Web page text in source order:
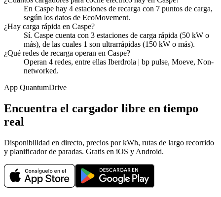
En Caspe hay 4 estaciones de recarga con 7 puntos de carga,
según los datos de EcoMovement.
¿Hay carga rápida en Caspe?
Sí. Caspe cuenta con 3 estaciones de carga rápida (50 kW o
más), de las cuales 1 son ultrarrápidas (150 kW o más).
¿Qué redes de recarga operan en Caspe?
Operan 4 redes, entre ellas Iberdrola | bp pulse, Moeve, Non-
networked.
App QuantumDrive
Encuentra el cargador libre en tiempo
real
Disponibilidad en directo, precios por kWh, rutas de largo recorrido
y planificador de paradas. Gratis en iOS y Android.